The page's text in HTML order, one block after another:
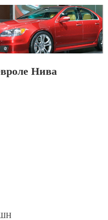
Нива